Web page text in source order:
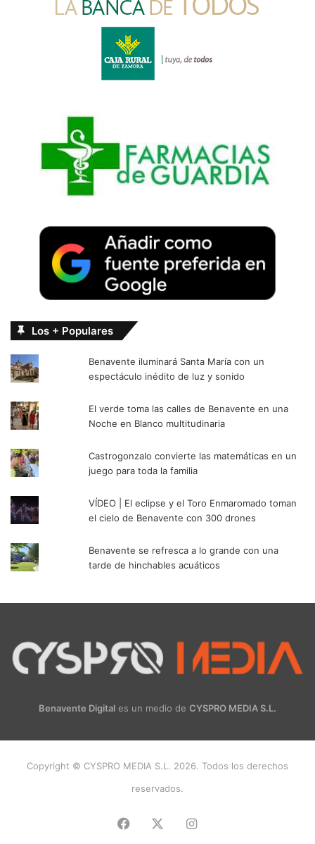
Los + Populares
Benavente iluminará Santa María con un
espectáculo inédito de luz y sonido
El verde toma las calles de Benavente en una
Noche en Blanco multitudinaria
Castrogonzalo convierte las matemáticas en un
juego para toda la familia
VÍDEO | El eclipse y el Toro Enmaromado toman
el cielo de Benavente con 300 drones
Benavente se refresca a lo grande con una
tarde de hinchables acuáticos
Benavente Digital es un medio de CYSPRO MEDIA S.L.
Copyright © CYSPRO MEDIA S.L. 2026. Todos los derechos
reservados.
Facebook Instagram